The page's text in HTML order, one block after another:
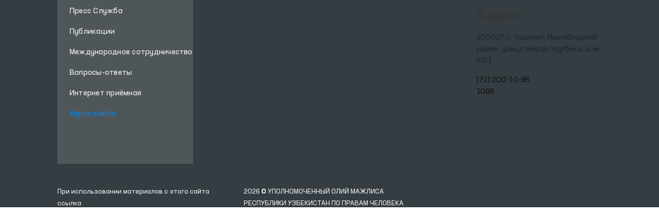
100007, г. Ташкент, Яшнабадский
район, улица Мирзо Улугбека, дом
(71) 200-10-96
При использовании материалов с этого сайта
2026 © УПОЛНОМОЧЕННЫЙ ОЛИЙ МАЖЛИСА